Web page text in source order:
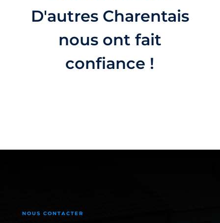
D'autres Charentais
nous ont fait
confiance !
NOUS CONTACTER